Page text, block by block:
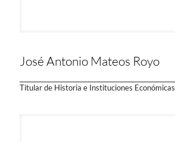
José Antonio Mateos Royo
Titular de Historia e Instituciones Económicas